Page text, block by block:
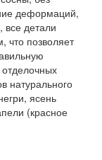
деформаций,
детали
позволяет
натурального
ясень
(красное